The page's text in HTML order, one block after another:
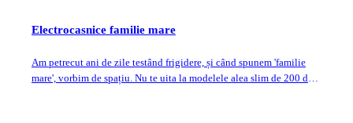
Electrocasnice familie mare
Am petrecut ani de zile testând frigidere, și când spunem 'familie
mare', vorbim de spațiu. Nu te uita la modelele alea slim de 200 de